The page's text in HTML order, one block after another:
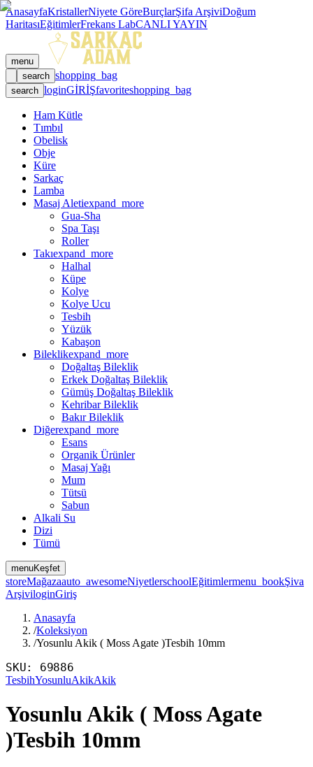
AnasayfaKristallerNiyete GöreBurçlarŞifa ArşiviDoğum
HaritasıEğitimlerFrekans LabCANLI YAYIN
menu
search shopping_bag
search loginGİRİŞfavoriteshopping_bag
Ham Kütle
Tımbıl
Obelisk
Obje
Küre
Sarkaç
Lamba
Masaj Aletiexpand_more
Gua-Sha
Spa Taşı
Roller
Takıexpand_more
Halhal
Küpe
Kolye
Kolye Ucu
Tesbih
Yüzük
Kabaşon
Bileklikexpand_more
Doğaltaş Bileklik
Erkek Doğaltaş Bileklik
Gümüş Doğaltaş Bileklik
Kehribar Bileklik
Bakır Bileklik
Diğerexpand_more
Esans
Organik Ürünler
Masaj Yağı
Mum
Tütsü
Sabun
Alkali Su
Dizi
Tümü
menuKeşfet
storeMağazaauto_awesomeNiyetlerschoolEğitimlermenu_bookŞiva
ArşiviloginGiriş
Anasayfa
/Koleksiyon
/Yosunlu Akik ( Moss Agate )Tesbih 10mm
SKU: 69886
TesbihYosunluAkikAkik
Yosunlu Akik ( Moss Agate
)Tesbih 10mm